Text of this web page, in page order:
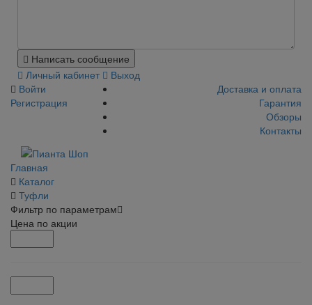
Написать сообщение
Личный кабинет
Выход
Войти
Регистрация
Доставка и оплата
Гарантия
Обзоры
Контакты
Главная
Каталог
Туфли
Фильтр по параметрам
Цена по акции